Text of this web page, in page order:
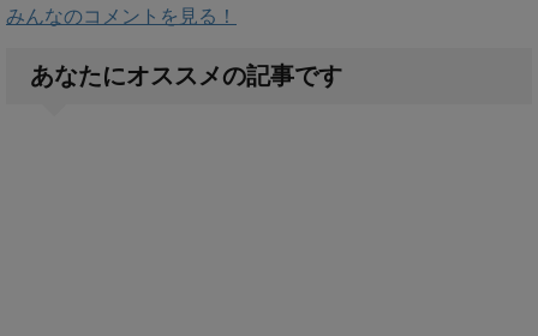
みんなのコメントを見る！
あなたにオススメの記事です